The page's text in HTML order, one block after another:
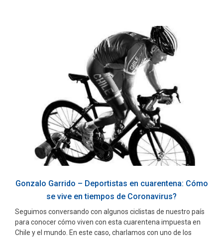
Gonzalo Garrido – Deportistas en cuarentena: Cómo
se vive en tiempos de Coronavirus?
Seguimos conversando con algunos ciclistas de nuestro país
para conocer cómo viven con esta cuarentena impuesta en
Chile y el mundo. En este caso, charlamos con uno de los